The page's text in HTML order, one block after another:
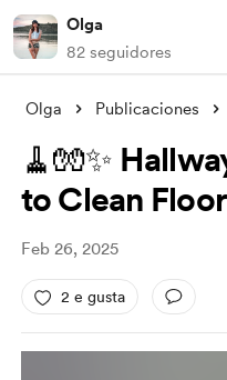
Olga
82 seguidores
Olga Publicaciones
🧹🧤✨
to Clean
Feb 26, 2025
2 e gusta